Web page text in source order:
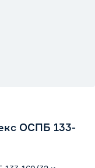
ОСПБ 133-